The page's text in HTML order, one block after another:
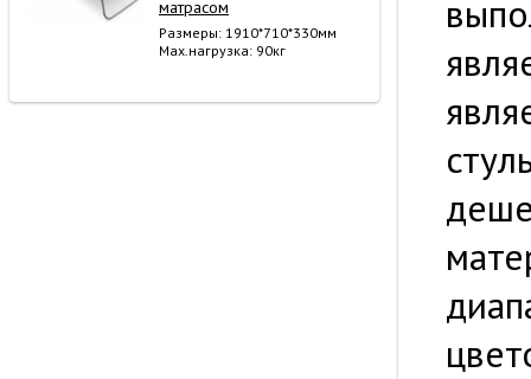
матрасом
Размеры: 1910*710*330мм
Мах.нагрузка: 90кг